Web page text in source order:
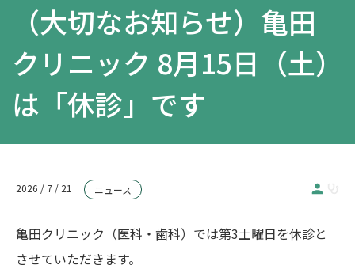
（大切なお知らせ）亀田
クリニック 8月15日（土）
は「休診」です
2026 / 7 / 21 ニュース
亀田クリニック（医科・歯科）では第3土曜日を休診と
させていただきます。